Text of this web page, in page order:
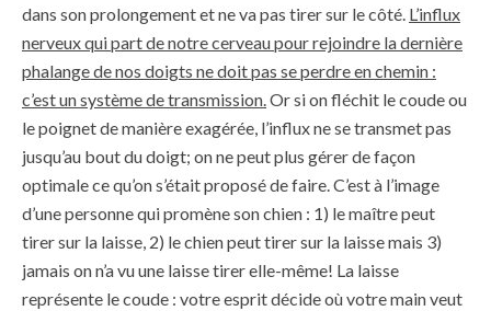
dans son prolongement et ne va pas tirer sur le côté. L’influx
nerveux qui part de notre cerveau pour rejoindre la dernière
phalange de nos doigts ne doit pas se perdre en chemin :
c’est un système de transmission.Or si on fléchit le coude ou
le poignet de manière exagérée, l’influx ne se transmet pas
jusqu’au bout du doigt; on ne peut plus gérer de façon
optimale ce qu’on s’était proposé de faire. C’est à l’image
d’une personne qui promène son chien : 1) le maître peut
tirer sur la laisse, 2) le chien peut tirer sur la laisse mais 3)
jamais on n’a vu une laisse tirer elle-même! La laisse
représente le coude : votre esprit décide où votre main veut